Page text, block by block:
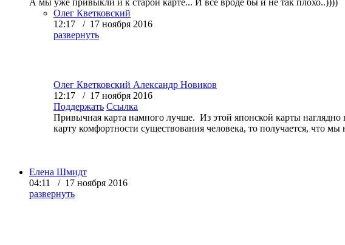
Олег Кветковский
12:17 / 17 ноября 2016
развернуть
Олег Кветковский Александр Новиков
12:17 / 17 ноября 2016
Поддержать Ссылка
Привычная карта намного лучше. Из этой японской карты
карту комфортности существования человека, то получается, что
Елена Шмидт
04:11 / 17 ноября 2016
развернуть